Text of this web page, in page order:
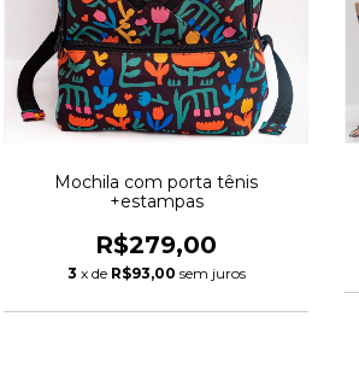
Mochila com porta tênis
+estampas
R$279,00
3 x de R$93,00 sem juros